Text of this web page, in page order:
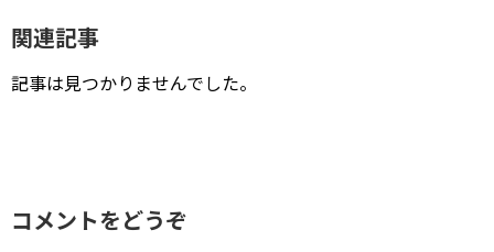
関連記事
記事は見つかりませんでした。
コメントをどうぞ